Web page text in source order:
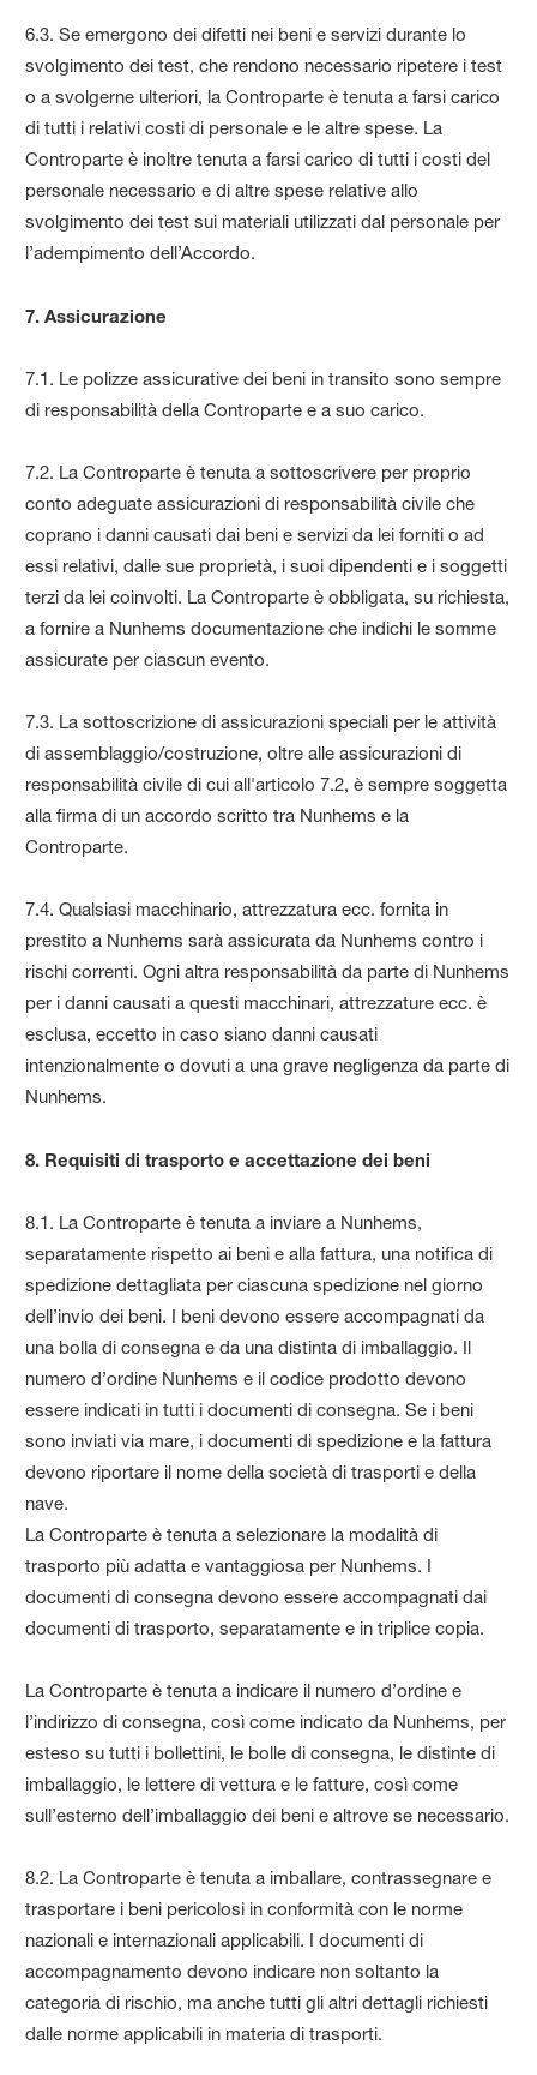
6.3. Se emergono dei difetti nei beni e servizi durante lo
svolgimento dei test, che rendono necessario ripetere i test
o a svolgerne ulteriori, la Controparte è tenuta a farsi carico
di tutti i relativi costi di personale e le altre spese. La
Controparte è inoltre tenuta a farsi carico di tutti i costi del
personale necessario e di altre spese relative allo
svolgimento dei test sui materiali utilizzati dal personale per
l’adempimento dell’Accordo.
7. Assicurazione
7.1. Le polizze assicurative dei beni in transito sono sempre
di responsabilità della Controparte e a suo carico.
7.2. La Controparte è tenuta a sottoscrivere per proprio
conto adeguate assicurazioni di responsabilità civile che
coprano i danni causati dai beni e servizi da lei forniti o ad
essi relativi, dalle sue proprietà, i suoi dipendenti e i soggetti
terzi da lei coinvolti. La Controparte è obbligata, su richiesta,
a fornire a Nunhems documentazione che indichi le somme
assicurate per ciascun evento.
7.3. La sottoscrizione di assicurazioni speciali per le attività
di assemblaggio/costruzione, oltre alle assicurazioni di
responsabilità civile di cui all'articolo 7.2, è sempre soggetta
alla firma di un accordo scritto tra Nunhems e la
Controparte.
7.4. Qualsiasi macchinario, attrezzatura ecc. fornita in
prestito a Nunhems sarà assicurata da Nunhems contro i
rischi correnti. Ogni altra responsabilità da parte di Nunhems
per i danni causati a questi macchinari, attrezzature ecc. è
esclusa, eccetto in caso siano danni causati
intenzionalmente o dovuti a una grave negligenza da parte di
Nunhems.
8. Requisiti di trasporto e accettazione dei beni
8.1. La Controparte è tenuta a inviare a Nunhems,
separatamente rispetto ai beni e alla fattura, una notifica di
spedizione dettagliata per ciascuna spedizione nel giorno
dell’invio dei beni. I beni devono essere accompagnati da
una bolla di consegna e da una distinta di imballaggio. Il
numero d’ordine Nunhems e il codice prodotto devono
essere indicati in tutti i documenti di consegna. Se i beni
sono inviati via mare, i documenti di spedizione e la fattura
devono riportare il nome della società di trasporti e della
nave.
La Controparte è tenuta a selezionare la modalità di
trasporto più adatta e vantaggiosa per Nunhems. I
documenti di consegna devono essere accompagnati dai
documenti di trasporto, separatamente e in triplice copia.
La Controparte è tenuta a indicare il numero d’ordine e
l’indirizzo di consegna, così come indicato da Nunhems, per
esteso su tutti i bollettini, le bolle di consegna, le distinte di
imballaggio, le lettere di vettura e le fatture, così come
sull’esterno dell’imballaggio dei beni e altrove se necessario.
8.2. La Controparte è tenuta a imballare, contrassegnare e
trasportare i beni pericolosi in conformità con le norme
nazionali e internazionali applicabili. I documenti di
accompagnamento devono indicare non soltanto la
categoria di rischio, ma anche tutti gli altri dettagli richiesti
dalle norme applicabili in materia di trasporti.